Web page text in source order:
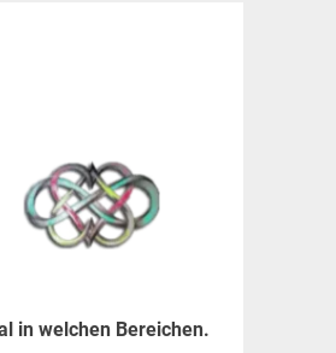
in welchen Bereichen.